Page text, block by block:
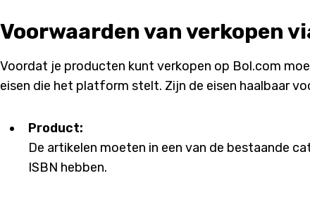
Voorwaarden van verkopen
Voordat je producten kunt verkopen op Bol.com
eisen die het platform stelt. Zijn de eisen haalbaar
Product:
De artikelen moeten in een van de bestaande
ISBN hebben.